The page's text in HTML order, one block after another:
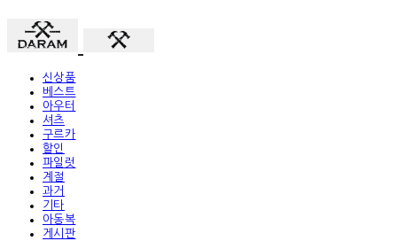
신상품
베스트
아우터
셔츠
구르카
할인
파일럿
계절
과거
기타
아동복
게시판